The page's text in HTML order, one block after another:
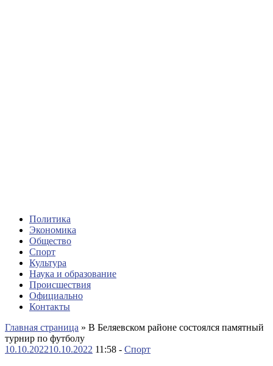
Политика
Экономика
Общество
Спорт
Культура
Наука и образование
Происшествия
Официально
Контакты
Главная страница » В Беляевском районе состоялся памятный
турнир по футболу
10.10.202210.10.2022 11:58 - Спорт